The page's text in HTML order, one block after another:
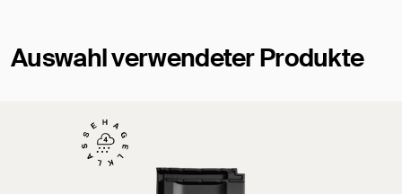
Auswahl verwendeter Produkte